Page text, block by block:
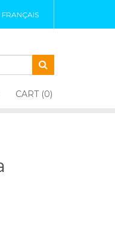
FRANÇAIS
CART (0)